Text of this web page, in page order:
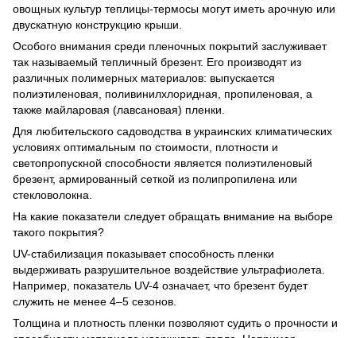
овощных культур теплицы-термосы могут иметь арочную или
двускатную конструкцию крыши.
Особого внимания среди пленочных покрытий заслуживает
так называемый тепличный брезент. Его производят из
различных полимерных материалов: выпускается
полиэтиленовая, поливинилхлоридная, пропиленовая, а
также майларовая (лавсановая) пленки.
Для любительского садоводства в украинских климатических
условиях оптимальным по стоимости, плотности и
светопропускной способности является полиэтиленовый
брезент, армированный сеткой из полипропилена или
стекловолокна.
На какие показатели следует обращать внимание на выборе
такого покрытия?
UV-стабилизация показывает способность пленки
выдерживать разрушительное воздействие ультрафиолета.
Например, показатель UV-4 означает, что брезент будет
служить не менее 4–5 сезонов.
Толщина и плотность пленки позволяют судить о прочности и